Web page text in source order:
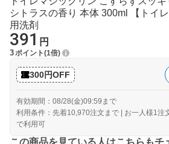
シトラスの香り 本体 300ml 【トイ
用洗剤
391 円
3ポイント 1倍
300円OFF
有効期間：08/28(金)09:59まで
利用条件：先着10,970注文まで | お一人様1注
で利用可
この商品を見ている人はこちらもチ